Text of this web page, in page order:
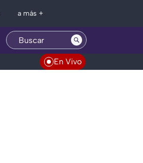
a más +
En Vivo